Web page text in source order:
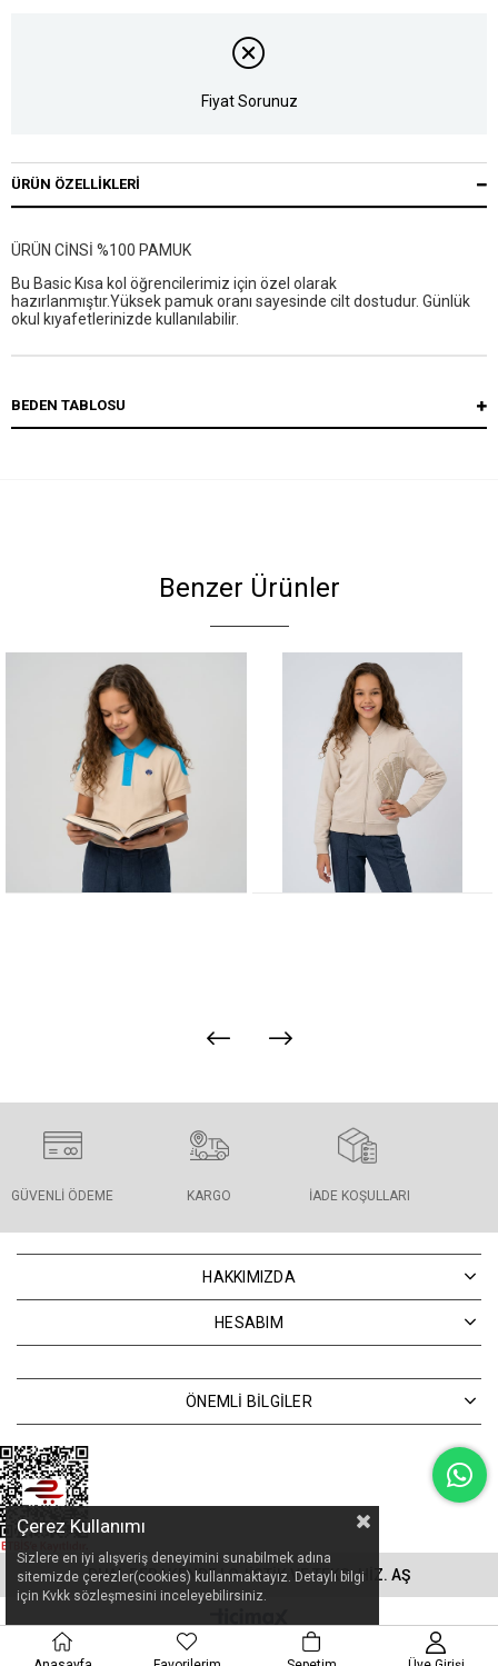
Fiyat Sorunuz
ÜRÜN ÖZELLIKLERI
ÜRÜN CİNSİ %100 PAMUK
Bu Basic Kısa kol öğrencilerimiz için özel olarak
hazırlanmıştır.Yüksek pamuk oranı sayesinde cilt dostudur. Günlük
okul kıyafetlerinizde kullanılabilir.
BEDEN TABLOSU
Benzer Ürünler
GÜVENLI ÖDEME KARGO İADE KOŞULLARI
HAKKIMIZDA
HESABIM
ÖNEMLİ BİLGİLER
DUAL PERAKENDE LOJİSTİK VE TEKS. HİZ. AŞ
Çerez Kullanımı
Sizlere en iyi alışveriş deneyimini sunabilmek adına
sitemizde çerezler(cookies) kullanmaktayız. Detaylı bilgi
için Kvkk sözleşmesini inceleyebilirsiniz.